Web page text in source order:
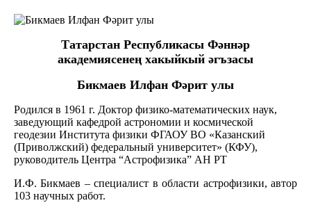
Татарстан Республикасы Фәннәр
академиясенең хакыйкый әгъзасы
Бикмаев Илфан Фәрит улы
Родился в 1961 г. Доктор физико-математических наук,
заведующий кафедрой астрономии и космической
геодезии Института физики ФГАОУ ВО «Казанский
(Приволжский) федеральный университет» (КФУ),
руководитель Центра “Астрофизика” АН РТ
И.Ф. Бикмаев – специалист в области астрофизики, автор
103 научных работ.